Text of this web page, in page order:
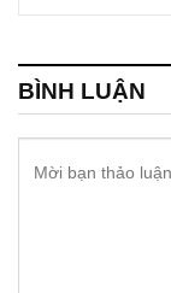
BÌNH LUẬN